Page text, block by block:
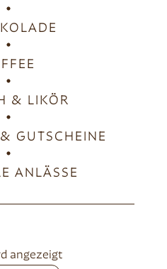
& LIKÖR
GUTSCHEINE
ANLÄSSE
angezeigt